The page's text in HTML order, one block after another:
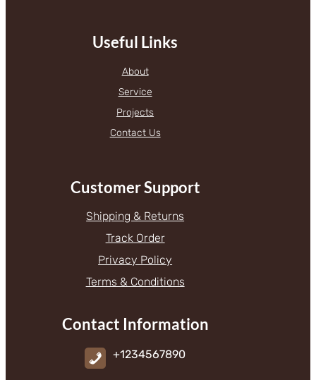
Useful Links
About
Service
Projects
Contact Us
Customer Support
Shipping & Returns
Track Order
Privacy Policy
Terms & Conditions
Contact Information
+1234567890